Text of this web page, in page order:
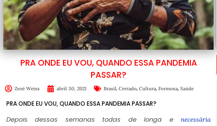
PRA ONDE EU VOU, QUANDO ESSA PANDEMIA
PASSAR?
Zezé Weiss abril 30, 2021 Brasil, Cerrado, Cultura, Formosa, Saúde
PRA ONDE EU VOU, QUANDO ESSA PANDEMIA PASSAR?
Depois dessas semanas todas de longa e necessária